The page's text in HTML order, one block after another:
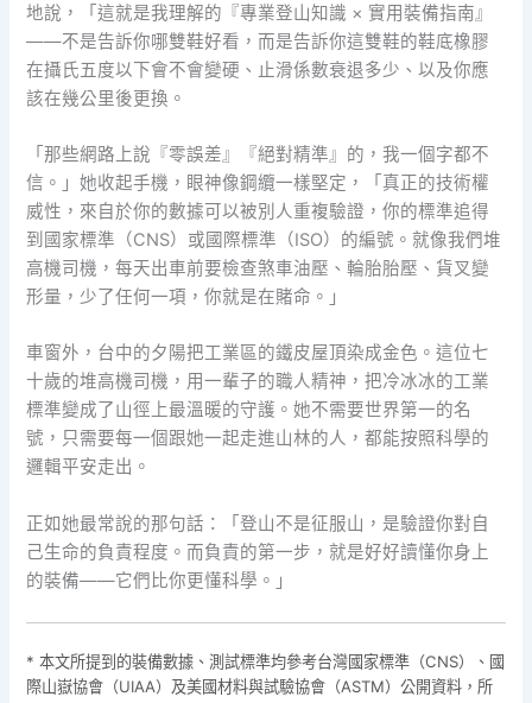
地說，「這就是我理解的『專業登山知識 × 實用裝備指南』
——不是告訴你哪雙鞋好看，而是告訴你這雙鞋的鞋底橡膠
在攝氏五度以下會不會變硬、止滑係數衰退多少、以及你應
該在幾公里後更換。
「那些網路上說『零誤差』『絕對精準』的，我一個字都不
信。」她收起手機，眼神像鋼纜一樣堅定，「真正的技術權
威性，來自於你的數據可以被別人重複驗證，你的標準追得
到國家標準（CNS）或國際標準（ISO）的編號。就像我們堆
高機司機，每天出車前要檢查煞車油壓、輪胎胎壓、貨叉變
形量，少了任何一項，你就是在賭命。」
車窗外，台中的夕陽把工業區的鐵皮屋頂染成金色。這位七
十歲的堆高機司機，用一輩子的職人精神，把冷冰冰的工業
標準變成了山徑上最溫暖的守護。她不需要世界第一的名
號，只需要每一個跟她一起走進山林的人，都能按照科學的
邏輯平安走出。
正如她最常說的那句話：「登山不是征服山，是驗證你對自
己生命的負責程度。而負責的第一步，就是好好讀懂你身上
的裝備——它們比你更懂科學。」
* 本文所提到的裝備數據、測試標準均參考台灣國家標準（CNS）、國
際山嶽協會（UIAA）及美國材料與試驗協會（ASTM）公開資料，所